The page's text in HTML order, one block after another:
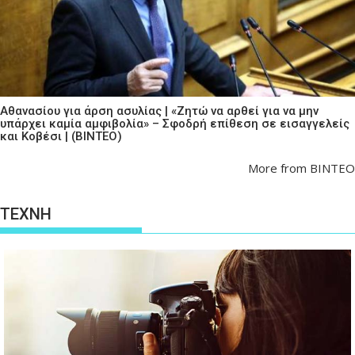
Αθανασίου για άρση ασυλίας | «Ζητώ να αρθεί για να μην
υπάρχει καμία αμφιβολία» – Σφοδρή επίθεση σε εισαγγελείς
και Κοβέσι | (ΒΙΝΤΕΟ)
More from ΒΙΝΤΕΟ
ΤΕΧΝΗ